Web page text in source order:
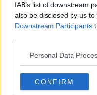
IAB’s list of downstream
also be disclosed by us
Downstream Participants
Personal Data
CONFIRM
Générateur de kits
maillots uniques en
OFFICIEL FM Kit Creator